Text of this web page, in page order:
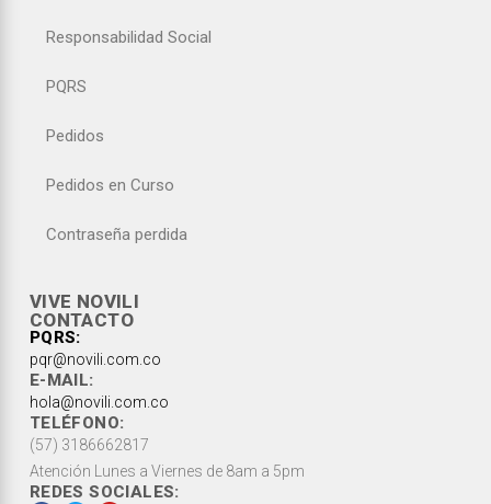
Responsabilidad Social
PQRS
Pedidos
Pedidos en Curso
Contraseña perdida
VIVE NOVILI
CONTACTO
PQRS:
pqr@novili.com.co
E-MAIL:
hola@novili.com.co
TELÉFONO:
(57) 3186662817
Atención Lunes a Viernes de 8am a 5pm
REDES SOCIALES: